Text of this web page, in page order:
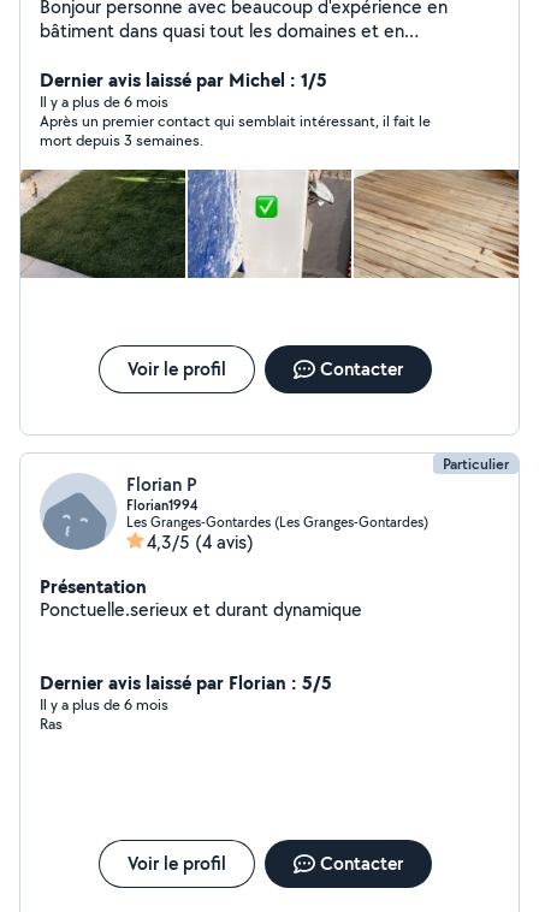
Bonjour personne avec beaucoup d'expérience en
bâtiment dans quasi tout les domaines et en
mais très peu de matos
Dernier avis laissé par Michel : 1/5
Il y a plus de 6 mois
Après un premier contact qui semblait intéressant, il fait le
mort depuis 3 semaines.
Voir le profil Contacter
Particulier
Florian P
Florian1994
Les Granges-Gontardes (Les Granges-Gontardes)
4,3/5 (4 avis)
Présentation
Ponctuelle.serieux et durant dynamique
Dernier avis laissé par Florian : 5/5
Il y a plus de 6 mois
Ras
Voir le profil Contacter